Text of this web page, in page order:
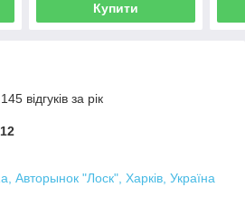
Купити
відгуків за рік
Авторынок "Лоск", Харків, Україна